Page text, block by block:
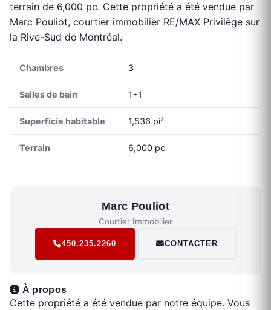
terrain de 6,000 pc. Cette propriété a été vendue par
Marc Pouliot, courtier immobilier RE/MAX Privilège sur
la Rive-Sud de Montréal.
Chambres 3
Salles de bain 1+1
Superficie habitable 1,536 pi²
Terrain 6,000 pc
Marc Pouliot
Courtier Immobilier
450.235.2260 CONTACTER
À propos
Cette propriété a été vendue par notre équipe. Vous